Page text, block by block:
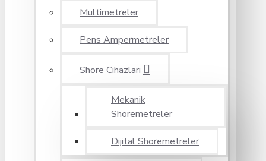
Multimetreler
Pens Ampermetreler
Shore Cihazları
Mekanik
Shoremetreler
Dijital Shoremetreler